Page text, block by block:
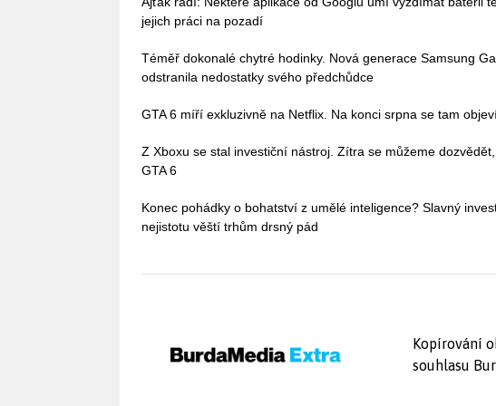
jejich práci na pozadí
Téměř dokonalé chytré hodinky. Nová generace Samsung
odstranila nedostatky svého předchůdce
GTA 6 míří exkluzivně na Netflix. Na konci srpna se tam
Z Xboxu se stal investiční nástroj. Zítra se můžeme
GTA 6
Konec pohádky o bohatství z umělé inteligence? Slavný
nejistotu věští trhům drsný pád
Kopírování
souhlasu